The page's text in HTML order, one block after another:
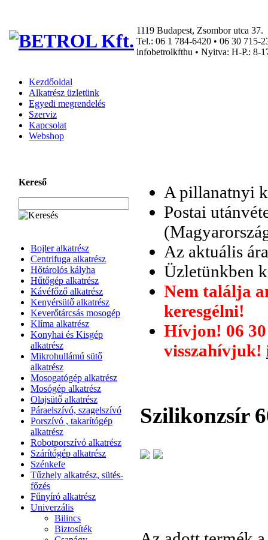
1119 Budapest, Zsombor utca 37.
Tel.: 06 1 784-6420 • 06 30 715-
infobetrolkfthu • Nyitva: H-P.: 8-
Kezdőoldal
Alkatrész üzletünk
Egyedi megrendelés
Szerviz
Kapcsolat
Webshop
Kereső
Bojler alkatrész
Centrifuga alkatrész
Hőtárolós kályha
Hűtőgép alkatrész
Kávéfőző alkatrész
Kenyérsütő alkatrész
Keverőtárcsás mosogép
Klíma alkatrész
Konyhai és Kisgép
alkatrész
Mikrohullámú sütő
alkatrész
Mosogatógép alkatrész
Mosógép alkatrész
Olajsütő alkatrész
Páraelszívó, szagelszívó
Porszívó , takarítógép
alkatrész
Robotporszívó alkatrész
Szárítógép alkatrész
Szénkefe
Tűzhely alkatrész, sütés-
főzés
Fűnyíró alkatrész
Univerzális
Bilincs
Biztosíték
A pillanatnyi
Postai
Az aktuális
Üzletünkben
Nem találja
keresgélni!
Hívjon! 06 30
visszahívjuk!
Szilikonzsír